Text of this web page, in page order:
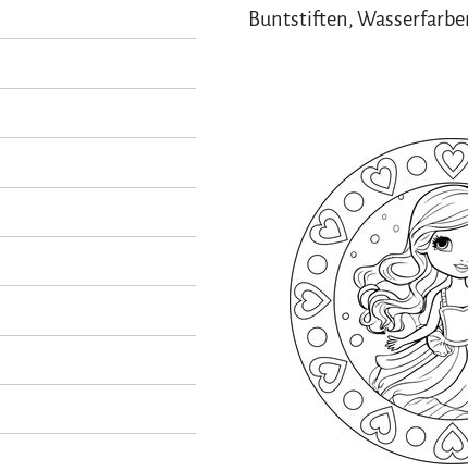
Buntstiften,